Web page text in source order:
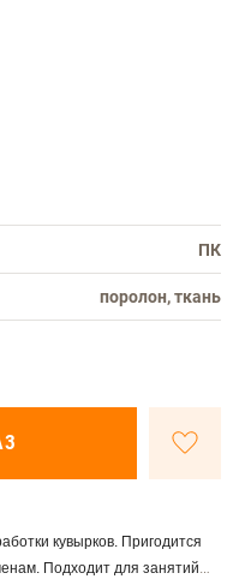
ПК
поролон, ткань
кувырков. Пригодится
Подходит для занятий